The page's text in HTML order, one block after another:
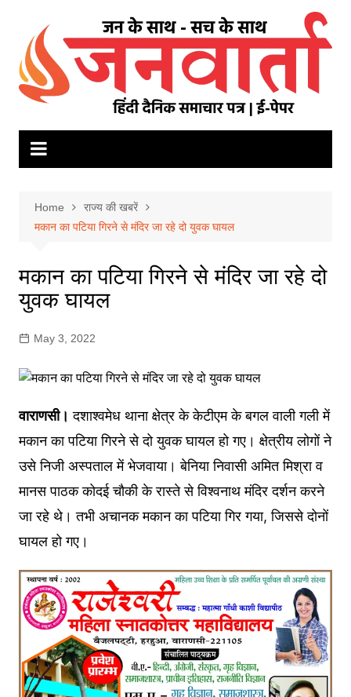
content
Home
राज्य की खबरें
मकान का पटिया गिरने से मंदिर जा रहे दो युवक घायल
मकान का पटिया गिरने से मंदिर जा रहे दो
युवक घायल
May 3, 2022
वाराणसी। दशाश्वमेध थाना क्षेत्र के केटीएम के बगल वाली गली में
मकान का पटिया गिरने से दो युवक घायल हो गए। क्षेत्रीय लोगों ने
उसे निजी अस्पताल में भेजवाया। बेनिया निवासी अमित मिश्रा व
मानस पाठक कोदई चौकी के रास्ते से विश्वनाथ मंदिर दर्शन करने
जा रहे थे। तभी अचानक मकान का पटिया गिर गया, जिससे दोनों
घायल हो गए।